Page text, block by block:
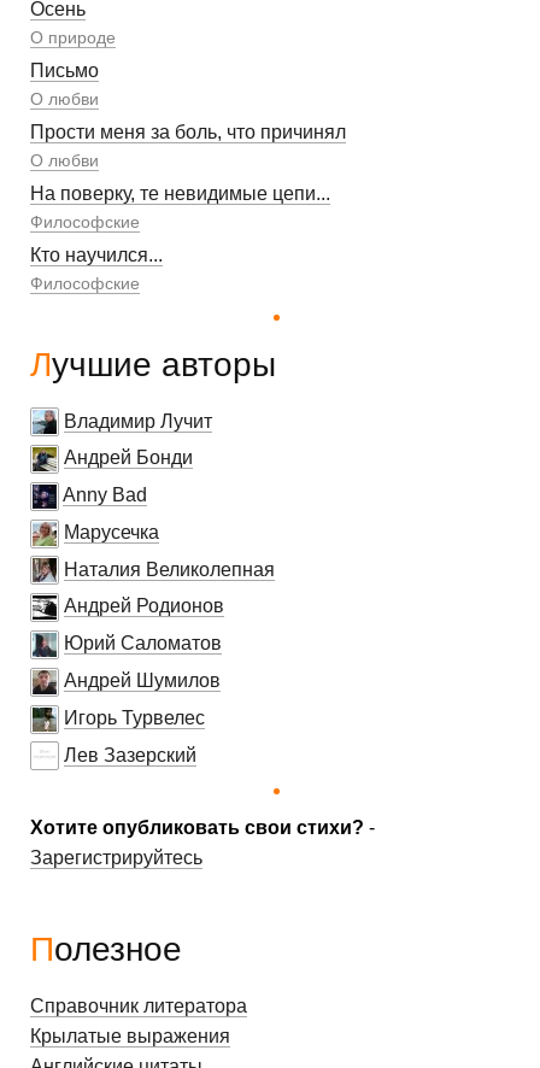
Осень
О природе
Письмо
О любви
Прости меня за боль, что причинял
О любви
На поверку, те невидимые цепи...
Философские
Кто научился...
Философские
Лучшие авторы
Владимир Лучит
Андрей Бонди
Anny Bad
Марусечка
Наталия Великолепная
Андрей Родионов
Юрий Саломатов
Андрей Шумилов
Игорь Турвелес
Лев Зазерский
Хотите опубликовать свои стихи? -
Зарегистрируйтесь
Полезное
Справочник литератора
Крылатые выражения